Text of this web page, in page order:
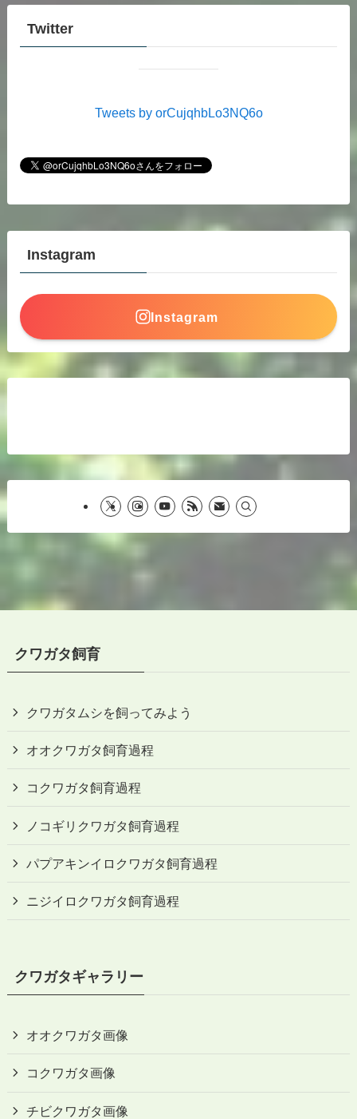
Twitter
Tweets by orCujqhbLo3NQ6o
Instagram
Instagram
クワガタ飼育
クワガタムシを飼ってみよう
オオクワガタ飼育過程
コクワガタ飼育過程
ノコギリクワガタ飼育過程
パプアキンイロクワガタ飼育過程
ニジイロクワガタ飼育過程
クワガタギャラリー
オオクワガタ画像
コクワガタ画像
チビクワガタ画像